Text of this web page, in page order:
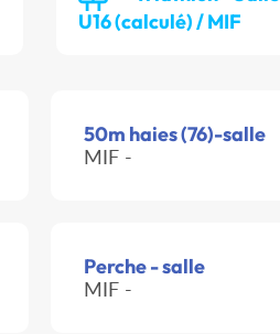
U16 (calculé) / MIF
50m haies (76)-salle
MIF -
Perche - salle
MIF -